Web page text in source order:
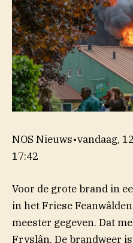
NOS Nieuws•vandaag,
17:42
Voor de grote brand in
in het Friese
meester gegeven. Dat
Fryslân. De brandweer